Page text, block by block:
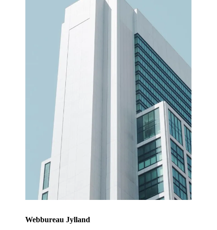
Webbureau Jylland